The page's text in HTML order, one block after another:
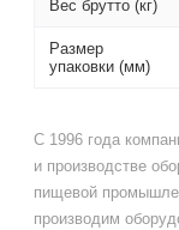
Вес брутто (кг)
Размер
упаковки (мм)
С 1996 года
и производстве
пищевой
производим